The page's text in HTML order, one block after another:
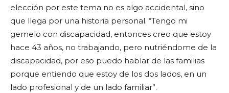
elección por este tema no es algo accidental, sino
que llega por una historia personal. “Tengo mi
gemelo con discapacidad, entonces creo que estoy
hace 43 años, no trabajando, pero nutriéndome de la
discapacidad, por eso puedo hablar de las familias
porque entiendo que estoy de los dos lados, en un
lado profesional y de un lado familiar”.